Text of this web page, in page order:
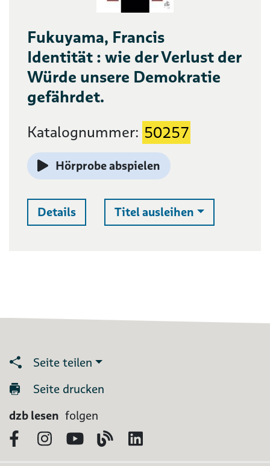
Fukuyama, Francis
Identität : wie der Verlust der
Würde unsere Demokratie
gefährdet.
Katalognummer: 50257
Hörprobe abspielen
Details Titel ausleihen Auswahlliste
Seite teilen
Seite drucken
dzb lesen folgen
FacebookInstagram
YouTubeBlog